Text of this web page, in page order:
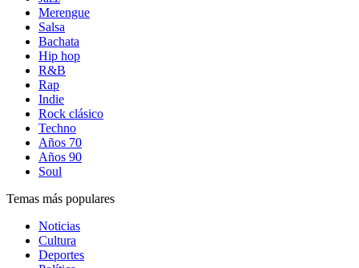
Merengue
Salsa
Bachata
Hip hop
R&B
Rap
Indie
Rock clásico
Techno
Años 70
Años 90
Soul
Temas más populares
Noticias
Cultura
Deportes